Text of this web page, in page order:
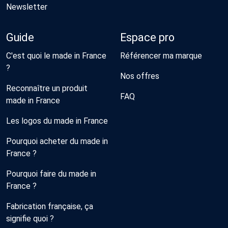
Newsletter
Guide
C'est quoi le made in France
?
Reconnaître un produit
made in France
Les logos du made in France
Pourquoi acheter du made in
France ?
Pourquoi faire du made in
France ?
Fabrication française, ça
signifie quoi ?
Espace pro
Référencer ma marque
Nos offres
FAQ